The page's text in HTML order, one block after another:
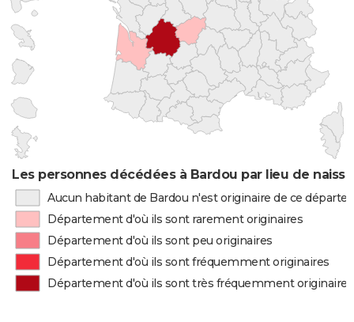
Les personnes décédées à Bardou par lieu de
Aucun habitant de Bardou n'est originaire de ce
Département d'où ils sont rarement originaires
Département d'où ils sont peu originaires
Département d'où ils sont fréquemment originaires
Département d'où ils sont très fréquemment originaires